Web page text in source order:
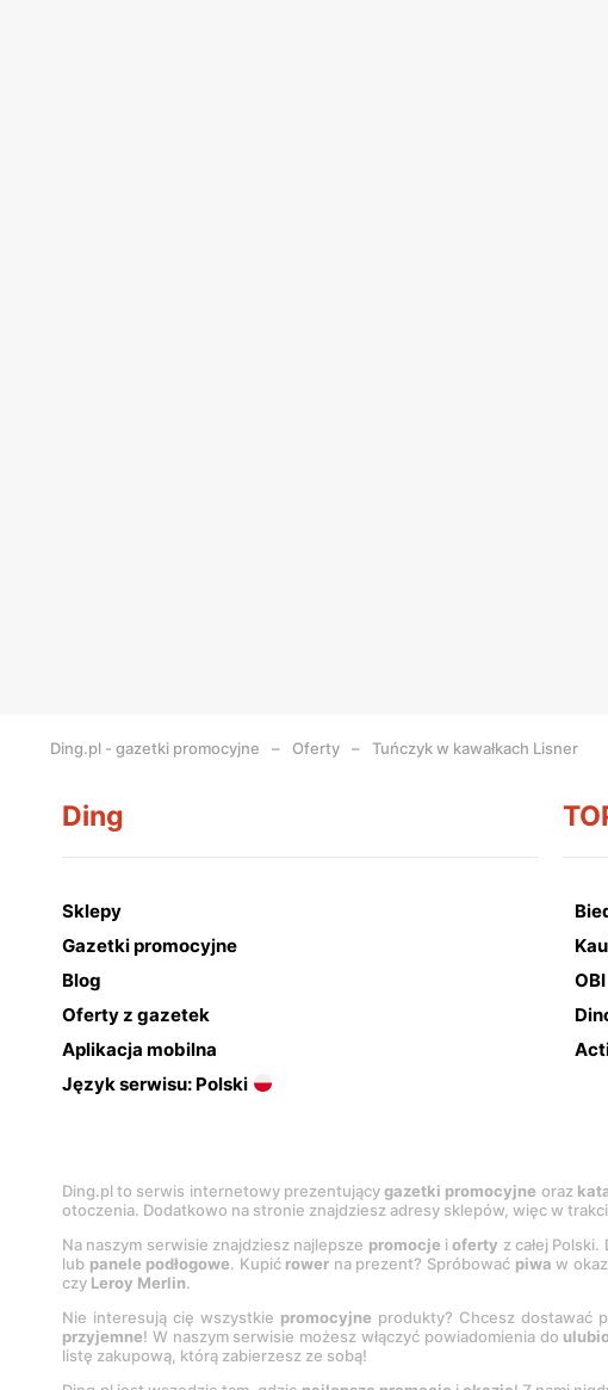
Ding.pl - gazetki promocyjne Oferty Tuńczyk w kawałkach Lisner
Ding
Sklepy
Gazetki promocyjne
Blog
Oferty z gazetek
Aplikacja mobilna
Język serwisu: Polski
OBI
Ding.pl to serwis internetowy prezentującygazetki promocyjne oraz
otoczenia. Dodatkowo na stronie znajdziesz adresy sklepów, więc w
Na naszym serwisie znajdziesz najlepsze promocje ioferty z całej
lub panele podłogowe. Kupić rower na prezent? Spróbować piwa w
czy Leroy Merlin.
Nie interesują cię wszystkie promocyjne produkty? Chcesz dostawać
przyjemne! W naszym serwisie możesz włączyć powiadomienia do
listę zakupową, którą zabierzesz ze sobą!